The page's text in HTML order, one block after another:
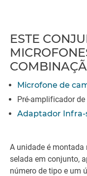
ESTE
Microfone de
Pré-amplificador
Adaptador Infra-
A unidade é
selada em conjunto,
número de tipo e um